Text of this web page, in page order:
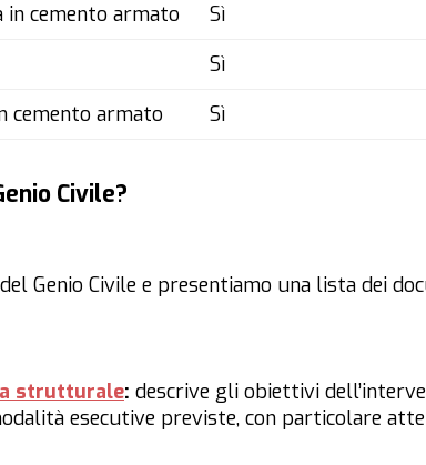
in cemento armato
Sì
Sì
cemento armato
Sì
Civile?
Genio Civile e presentiamo una lista dei
strutturale: descrive gli obiettivi
esecutive previste, con particolare